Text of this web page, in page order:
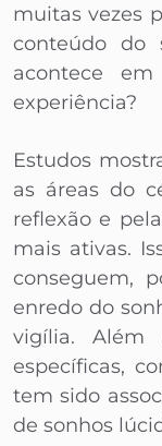
muitas vezes
conteúdo do
acontece
experiência?
Estudos
as áreas do
reflexão e
mais ativas.
conseguem,
enredo do
vigília. Além
específicas,
tem sido
de sonhos